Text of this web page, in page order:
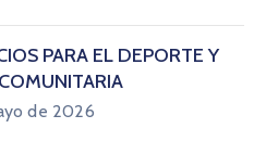
PARA EL DEPORTE Y
de 2026